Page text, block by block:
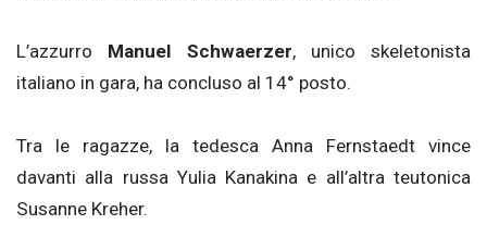
L’azzurro Manuel Schwaerzer, unico skeletonista
italiano in gara, ha concluso al 14° posto.
Tra le ragazze, la tedesca Anna Fernstaedt vince
davanti alla russa Yulia Kanakina e all’altra teutonica
Susanne Kreher.